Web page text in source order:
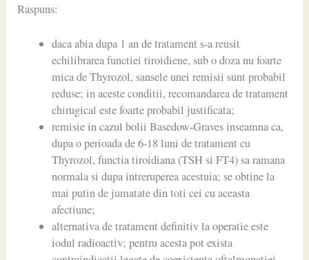
Raspuns:
daca abia dupa 1 an de tratament s-a reusit
echilibrarea functiei tiroidiene, sub o doza nu foarte
mica de Thyrozol, sansele unei remisii sunt probabil
reduse; in aceste conditii, recomandarea de tratament
chirugical este foarte probabil justificata;
remisie in cazul bolii Basedow-Graves inseamna ca,
dupa o perioada de 6-18 luni de tratament cu
Thyrozol, functia tiroidiana (TSH si FT4) sa ramana
normala si dupa intreruperea acestuia; se obtine la
mai putin de jumatate din toti cei cu aceasta
afectiune;
alternativa de tratament definitiv la operatie este
iodul radioactiv; pentru acesta pot exista